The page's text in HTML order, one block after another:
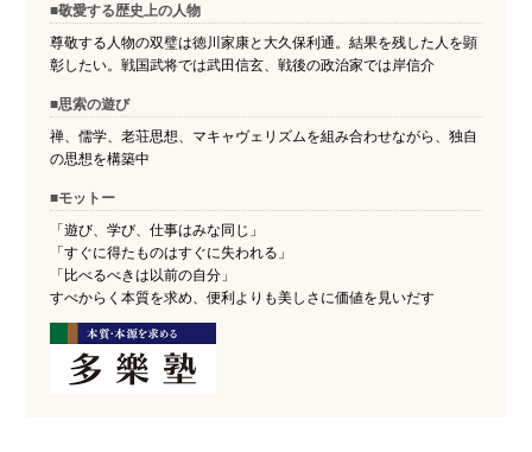
■敬愛する歴史上の人物
尊敬する人物の双璧は徳川家康と大久保利通。結果を残した人を顕
彰したい。戦国武将では武田信玄、戦後の政治家では岸信介
■思索の遊び
禅、儒学、老荘思想、マキャヴェリズムを組み合わせながら、独自
の思想を構築中
■モットー
「遊び、学び、仕事はみな同じ」
「すぐに得たものはすぐに失われる」
「比べるべきは以前の自分」
すべからく本質を求め、便利よりも美しさに価値を見いだす